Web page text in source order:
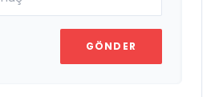
GÖNDER